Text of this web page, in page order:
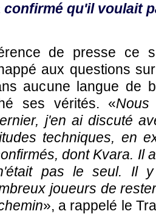
confirmé qu'il voulait
de presse ce
aux questions
aucune langue de
ses vérités. «
j'en ai discuté
techniques, en
dont Kvara. Il
pas le seul. Il
joueurs de
», a rappelé le